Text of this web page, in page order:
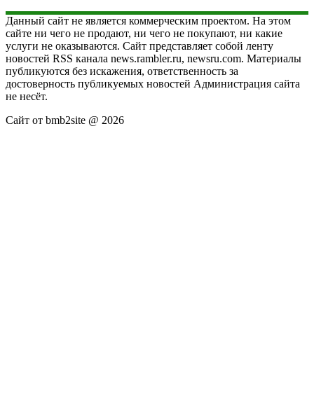
Данный сайт не является коммерческим проектом. На этом
сайте ни чего не продают, ни чего не покупают, ни какие
услуги не оказываются. Сайт представляет собой ленту
новостей RSS канала news.rambler.ru, newsru.com. Материалы
публикуются без искажения, ответственность за
достоверность публикуемых новостей Администрация сайта
не несёт.
Сайт от bmb2site @ 2026